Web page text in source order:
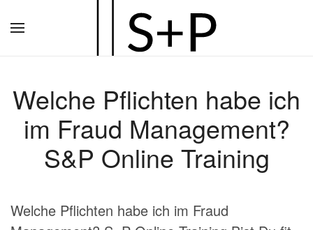
Hauptinhalt
Welche Pflichten habe ich
im Fraud Management?
S&P Online Training
Welche Pflichten habe ich im Fraud